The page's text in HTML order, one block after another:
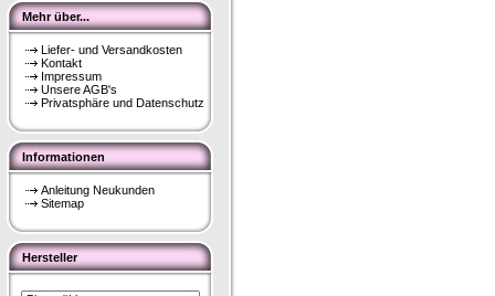
Mehr über...
Liefer- und Versandkosten
Kontakt
Impressum
Unsere AGB's
Privatsphäre und Datenschutz
Informationen
Anleitung Neukunden
Sitemap
Hersteller